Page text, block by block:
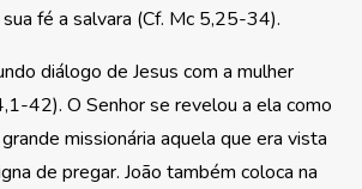
fé a salvara (Cf. Mc 5,25-34).
diálogo de Jesus com a mulher
42). O Senhor se revelou a ela como
missionária aquela que era vista
de pregar. João também coloca na